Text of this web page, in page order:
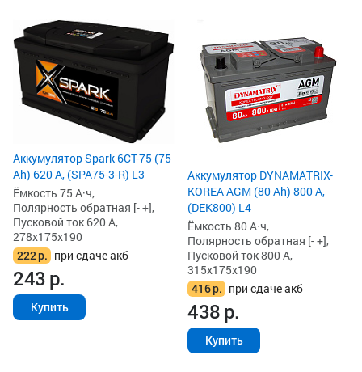
Аккумулятор Spark 6СТ-75 (75
Ah) 620 А, (SPA75-3-R) L3
Ёмкость 75 А·ч,
Полярность обратная [- +],
Пусковой ток 620 А,
278x175x190
222р. при сдаче акб
243р.
Купить
Аккумулятор DYNAMATRIX-
KOREA AGM (80 Ah) 800 А,
(DEK800) L4
Ёмкость 80 А·ч,
Полярность обратная [- +],
Пусковой ток 800 А,
315x175x190
416р. при сдаче акб
438р.
Купить